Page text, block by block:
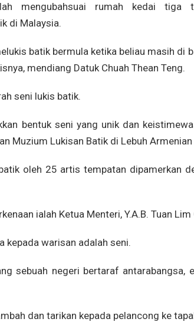
mengubahsuai rumah kedai tiga
di Malaysia.
batik bermula ketika beliau masih di
mendiang Datuk Chuah Thean Teng.
seni lukis batik.
bentuk seni yang unik dan
Muzium Lukisan Batik di Lebuh
oleh 25 artis tempatan dipamerkan
ialah Ketua Menteri, Y.A.B. Tuan Lim
kepada warisan adalah seni.
sebuah negeri bertaraf antarabangsa,
dan tarikan kepada pelancong ke